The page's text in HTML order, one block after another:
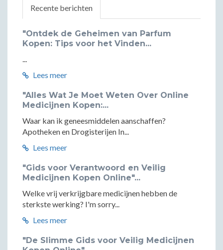
Recente berichten
"Ontdek de Geheimen van Parfum
Kopen: Tips voor het Vinden...
...
Lees meer
"Alles Wat Je Moet Weten Over Online
Medicijnen Kopen:...
Waar kan ik geneesmiddelen aanschaffen?
Apotheken en Drogisterijen In...
Lees meer
"Gids voor Verantwoord en Veilig
Medicijnen Kopen Online"...
Welke vrij verkrijgbare medicijnen hebben de
sterkste werking? I'm sorry...
Lees meer
"De Slimme Gids voor Veilig Medicijnen